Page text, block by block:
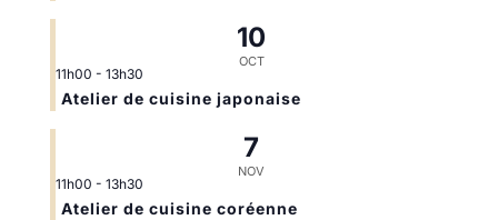
10
OCT
11h00 - 13h30
Atelier de cuisine japonaise
7
NOV
11h00 - 13h30
Atelier de cuisine coréenne